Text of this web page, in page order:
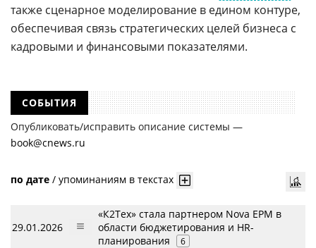
также сценарное моделирование в едином контуре,
обеспечивая связь стратегических целей бизнеса с
кадровыми и финансовыми показателями.
СОБЫТИЯ
Опубликовать/исправить описание системы —
book@cnews.ru
по дате / упоминаниям в текстах
29.01.2026
«К2Тех» стала партнером Nova EPM в
области бюджетирования и HR-
планирования
6